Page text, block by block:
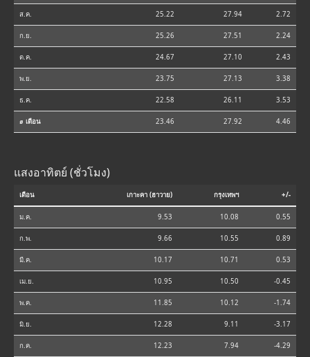
ส.ค. 25.22 27.94 2.72
ก.ย. 25.26 27.51 2.24
ต.ค. 24.67 27.10 2.43
พ.ย. 23.75 27.13 3.38
ธ.ค. 22.58 26.11 3.53
⌀ เดือน 23.46 27.92 4.46
แสงอาทิตย์ (ชั่วโมง)
เดือน เกาะคา (ฮาวาย) กรุงเทพฯ +/-
ม.ค. 9.53 10.08 0.55
ก.พ. 9.66 10.55 0.89
มี.ค. 10.17 10.71 0.53
เม.ย. 10.95 10.50 -0.45
พ.ค. 11.85 10.12 -1.74
มิ.ย. 12.28 9.11 -3.17
ก.ค. 12.23 7.94 -4.29